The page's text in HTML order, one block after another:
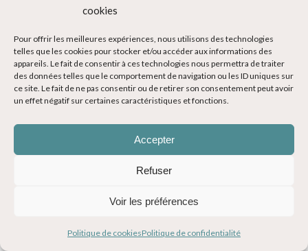
cookies
Pour offrir les meilleures expériences, nous utilisons des technologies
telles que les cookies pour stocker et/ou accéder aux informations des
appareils. Le fait de consentir à ces technologies nous permettra de traiter
des données telles que le comportement de navigation ou les ID uniques sur
ce site. Le fait de ne pas consentir ou de retirer son consentement peut avoir
un effet négatif sur certaines caractéristiques et fonctions.
Accepter
Refuser
Voir les préférences
Politique de cookiesPolitique de confidentialité